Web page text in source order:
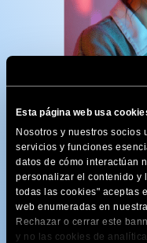
Esta página web usa
Nosotros y nuestros socios
servicios y funciones
datos de cómo interactúan
personalizar el contenido y
todas las cookies" aceptas
web enumeradas en nuestra
Rechazar o cerrar este
y no las cookies de
¡Suscríbete
contenido
Suscríbete a nuestra
más reciente y ofertas.
momento.